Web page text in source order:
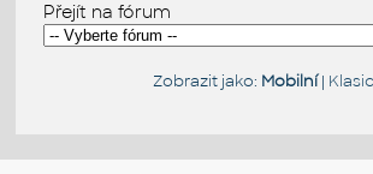
Přejít na fórum
Zobrazit jako: Mobilní|